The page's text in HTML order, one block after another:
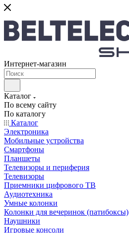
Интернет-магазин
Каталог
По всему сайту
По каталогу
Каталог
Электроника
Мобильные устройства
Смартфоны
Планшеты
Телевизоры и периферия
Телевизоры
Приемники цифрового ТВ
Аудиотехника
Умные колонки
Колонки для вечеринок (патибоксы)
Наушники
Игровые консоли